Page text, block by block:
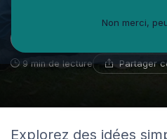
9 min de lecture Partager
Explorez des idées
Non merci,